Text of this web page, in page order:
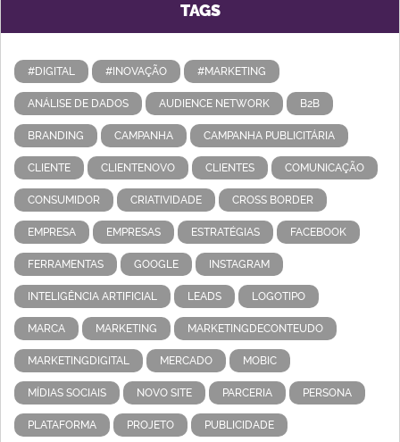
TAGS
#DIGITAL #INOVAÇÃO #MARKETING
ANÁLISE DE DADOS AUDIENCE NETWORK B2B
BRANDING CAMPANHA CAMPANHA PUBLICITÁRIA
CLIENTE CLIENTENOVO CLIENTES COMUNICAÇÃO
CONSUMIDOR CRIATIVIDADE CROSS BORDER
EMPRESA EMPRESAS ESTRATÉGIAS FACEBOOK
FERRAMENTAS GOOGLE INSTAGRAM
INTELIGÊNCIA ARTIFICIAL LEADS LOGOTIPO
MARCA MARKETING MARKETINGDECONTEUDO
MARKETINGDIGITAL MERCADO MOBIC
MÍDIAS SOCIAIS NOVO SITE PARCERIA PERSONA
PLATAFORMA PROJETO PUBLICIDADE